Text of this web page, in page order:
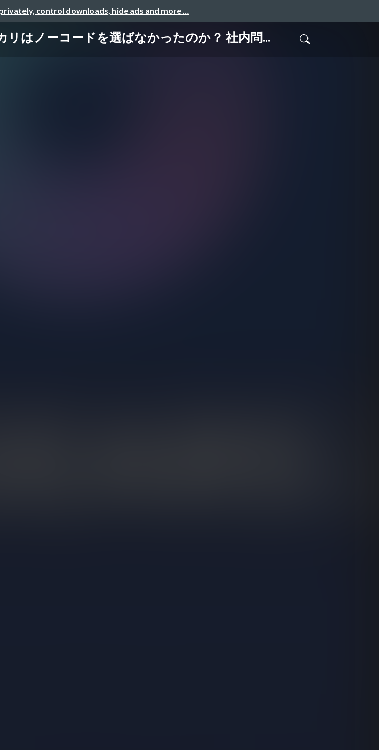
control downloads, hide ads and more …
リはノーコードを選ばなかったのか？ 社内問...